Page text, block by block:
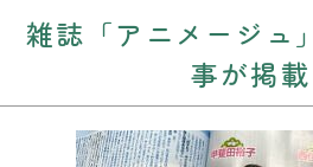
雑誌「アニメージュ
事が掲載